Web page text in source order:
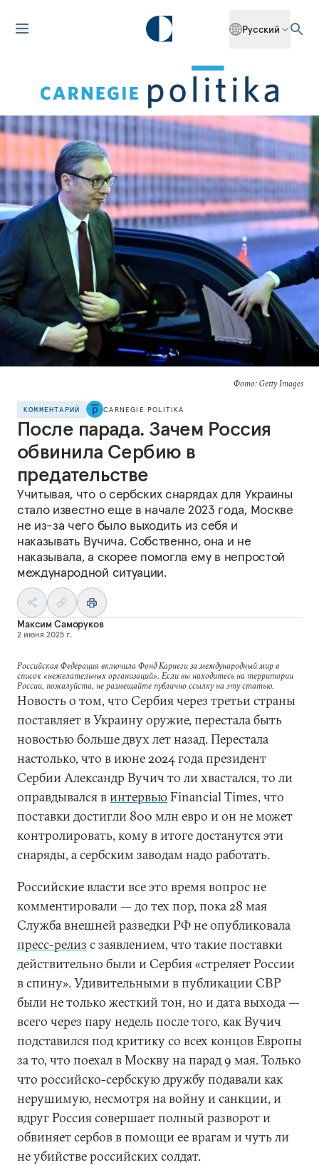
Русский
Фото: Getty Images
КОММЕНТАРИЙ CARNEGIE POLITIKA
После парада. Зачем Россия
обвинила Сербию в
предательстве
Учитывая, что о сербских снарядах для Украины
стало известно еще в начале 2023 года, Москве
не из-за чего было выходить из себя и
наказывать Вучича. Собственно, она и не
наказывала, а скорее помогла ему в непростой
международной ситуации.
Максим Саморуков
2 июня 2025 г.
Российская Федерация включила Фонд Карнеги за международный мир в
список «нежелательных организаций». Если вы находитесь на территории
России, пожалуйста, не размещайте публично ссылку на эту статью.
Новость о том, что Сербия через третьи страны
поставляет в Украину оружие, перестала быть
новостью больше двух лет назад. Перестала
настолько, что в июне 2024 года президент
Сербии Александр Вучич то ли хвастался, то ли
оправдывался винтервьюFinancial Times, что
поставки достигли 800 млн евро и он не может
контролировать, кому в итоге достанутся эти
снаряды, а сербским заводам надо работать.
Российские власти все это время вопрос не
комментировали — до тех пор, пока 28 мая
Служба внешней разведки РФ не опубликовала
пресс-релиз с заявлением, что такие поставки
действительно были и Сербия «стреляет России
в спину». Удивительными в публикации СВР
были не только жесткий тон, но и дата выхода —
всего через пару недель после того, как Вучич
подставился под критику со всех концов Европы
за то, что поехал в Москву на парад 9 мая. Только
что российско-сербскую дружбу подавали как
нерушимую, несмотря на войну и санкции, и
вдруг Россия совершает полный разворот и
обвиняет сербов в помощи ее врагам и чуть ли
не убийстве российских солдат.